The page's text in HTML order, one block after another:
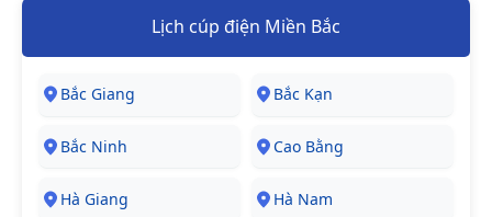
Lịch cúp điện Miền Bắc
Bắc Giang Bắc Kạn
Bắc Ninh Cao Bằng
Hà Giang Hà Nam